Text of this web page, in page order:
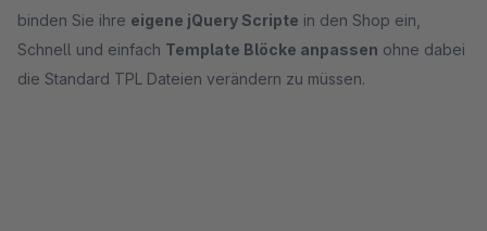
binden Sie ihre eigene jQuery Scripte in den Shop ein,
Schnell und einfach Template Blöcke anpassen ohne dabei
die Standard TPL Dateien verändern zu müssen.